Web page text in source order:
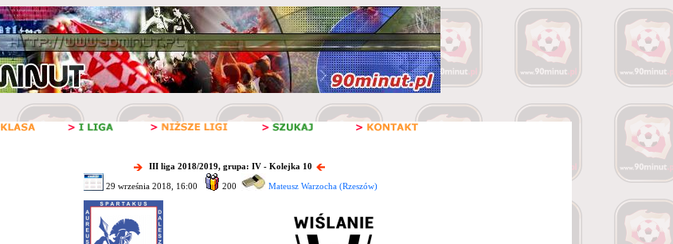
III liga 2018/2019, grupa: IV - Kolejka 10
29 września 2018, 16:00 200 Mateusz Warzocha (Rzeszów)